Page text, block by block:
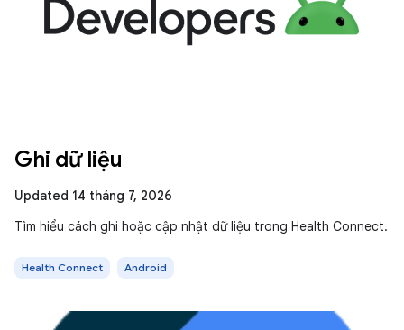
Ghi dữ liệu
Updated 14 tháng 7, 2026
Tìm hiểu cách ghi hoặc cập nhật dữ liệu trong Health Connect.
Health Connect Android